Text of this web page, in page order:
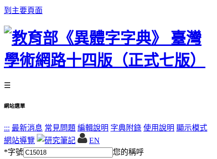
到主要頁面
☰
網站選單
::: 最新消息 常見問題 編輯說明 字典附錄 使用說明 顯示模式
網站導覽
EN
*字號
您的稱呼